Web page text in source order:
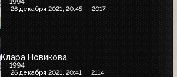
26 декабря 2021, 20:45 2017
Клара Новикова
1994
26 декабря 2021, 20:41 2114